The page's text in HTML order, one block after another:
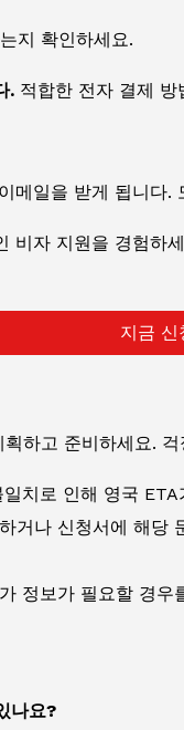
지 확인하세요.
. 적합한 전자 결제
메일을 받게 됩니다.
비자 지원을 경험하
지금 신
하고 준비하세요.
치로 인해 영국
거나 신청서에 해당
정보가 필요할 경
나요?